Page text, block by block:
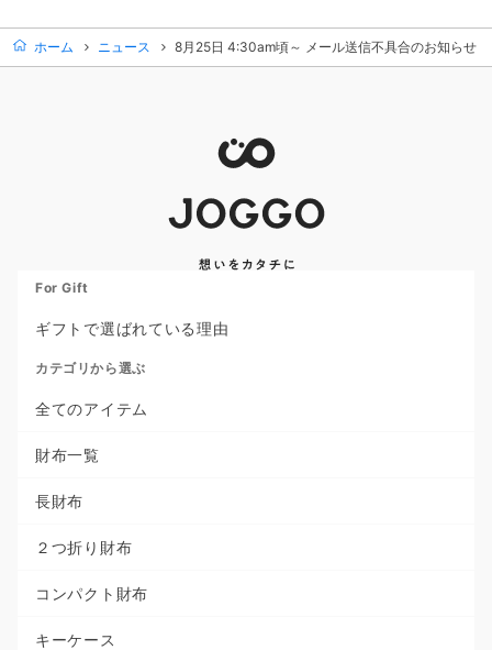
ホーム ニュース 8月25日 4:30am頃～ メール送信不具合のお知らせ
For Gift
ギフトで選ばれている理由
カテゴリから選ぶ
全てのアイテム
財布一覧
長財布
２つ折り財布
コンパクト財布
キーケース